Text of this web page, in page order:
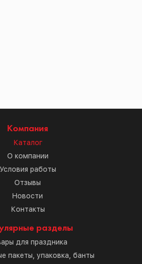
Компания
Каталог
О компании
Условия работы
Отзывы
Новости
Контакты
разделы
для праздника
пакеты, упаковка, банты